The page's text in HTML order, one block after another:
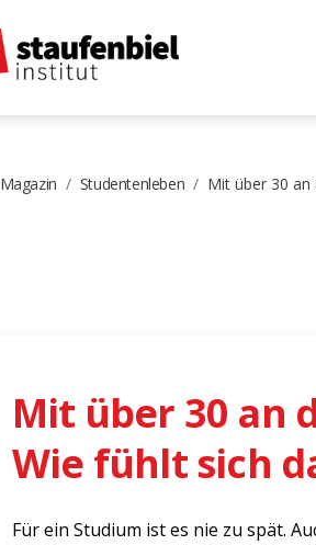
Magazin Studentenleben Mit über 30 an
Mit über 30 an
Wie fühlt sich
Für ein Studium ist es nie zu spät.